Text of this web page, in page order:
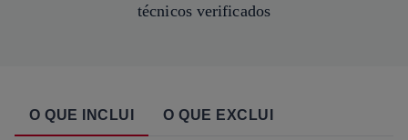
técnicos verificados
O QUE INCLUI O QUE EXCLUI